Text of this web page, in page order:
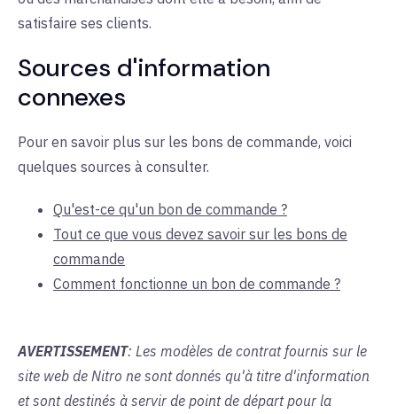
satisfaire ses clients.
Sources d'information
connexes
Pour en savoir plus sur les bons de commande, voici
quelques sources à consulter.
Qu'est-ce qu'un bon de commande ?
Tout ce que vous devez savoir sur les bons de
commande
Comment fonctionne un bon de commande ?
AVERTISSEMENT: Les modèles de contrat fournis sur le
site web de Nitro ne sont donnés qu'à titre d'information
et sont destinés à servir de point de départ pour la